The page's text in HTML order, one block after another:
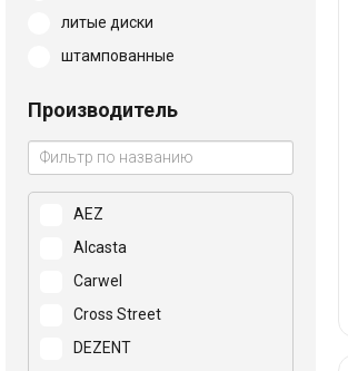
литые диски
штампованные
Производитель
AEZ
Alcasta
Carwel
Cross Street
DEZENT